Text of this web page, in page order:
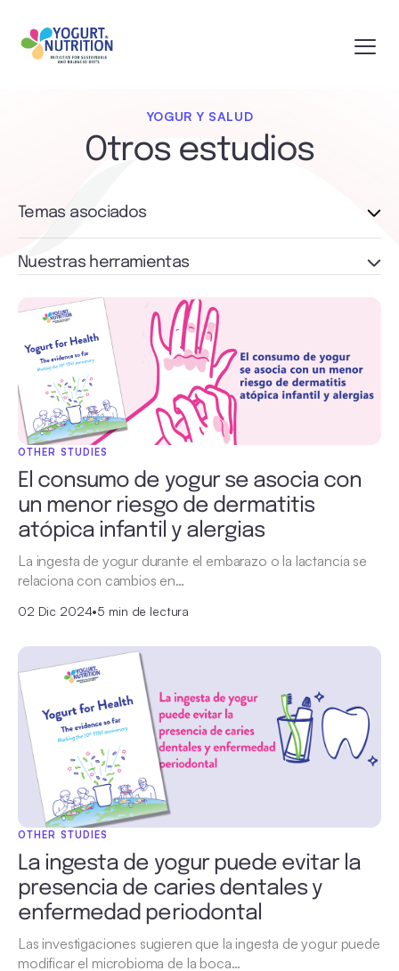
YOGUR Y SALUD
Otros estudios
OTHER STUDIES
El consumo de yogur se asocia con
un menor riesgo de dermatitis
atópica infantil y alergias
La ingesta de yogur durante el embarazo o la lactancia se
relaciona con cambios en…
02 Dic 2024•5 min de lectura
OTHER STUDIES
La ingesta de yogur puede evitar la
presencia de caries dentales y
enfermedad periodontal
Las investigaciones sugieren que la ingesta de yogur puede
modificar el microbioma de la boca…
Temas asociados
Nuestras herramientas